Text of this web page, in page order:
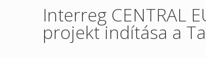
Interreg CENTRAL
projekt indítása a